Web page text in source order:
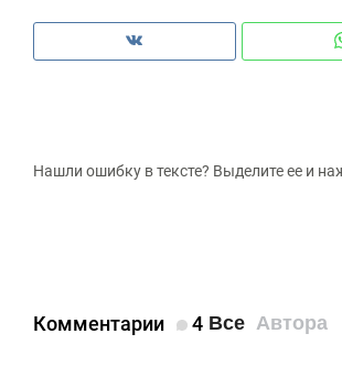
Нашли ошибку в тексте? Выделите ее и
Комментарии 4 Все Автора